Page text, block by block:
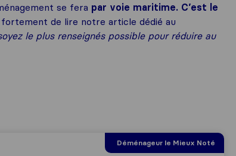
se fera par voie maritime. C’est le
de lire notre article dédié au
le plus renseignés possible pour réduire au
Déménageur le Mieux Noté